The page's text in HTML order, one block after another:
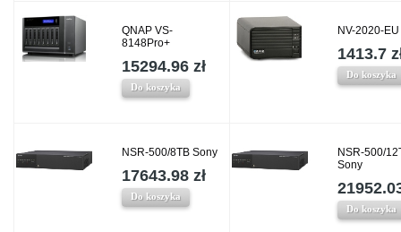
QNAP VS-
8148Pro+
15294.96 zł
Do koszyka
NV-2020-
1413.7
Do koszyka
NSR-500/8TB Sony
17643.98 zł
Do koszyka
NSR-500/
Sony
Do koszyka